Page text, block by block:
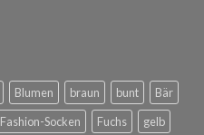
Blumen braun bunt
Bär
Fashion-Socken Fuchs
gelb